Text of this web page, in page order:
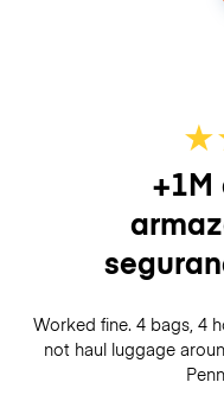
★
Worked fine. 4 bags, 4
not haul luggage